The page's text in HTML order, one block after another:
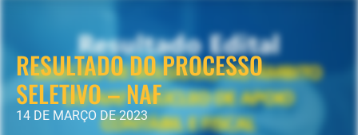
RESULTADO DO PROCESSO
SELETIVO – NAF
14 DE MARÇO DE 2023